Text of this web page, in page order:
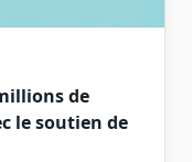
de
le soutien de